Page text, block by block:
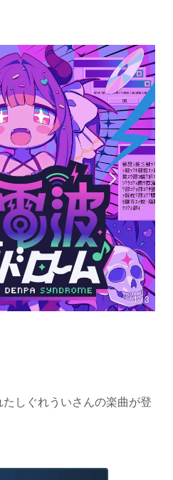
1 / 3
しぐれういさんの楽曲が登